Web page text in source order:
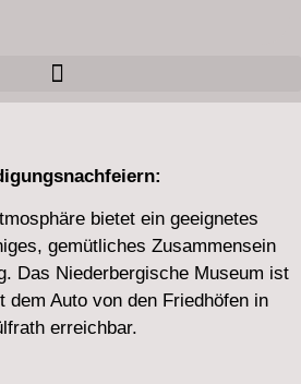
bietet ein geeignetes
gemütliches Zusammensein
Das Niederbergische Museum ist
dem Auto von den Friedhöfen in
erreichbar.